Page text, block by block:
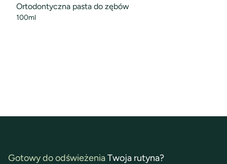
Ortodontyczna pasta do zębów
100ml
Gotowy do odświeżeniaTwoja rutyna?